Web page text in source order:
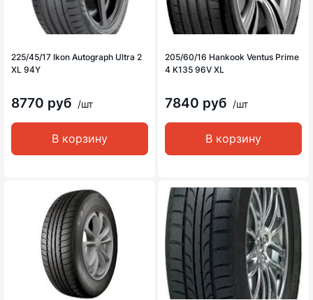
225/45/17 Ikon Autograph Ultra 2
XL 94Y
8770 руб /шт
В корзину
205/60/16 Hankook Ventus Prime
4 K135 96V XL
7840 руб /шт
В корзину